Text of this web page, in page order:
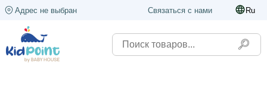
Адрес не выбран Связаться с нами Ru